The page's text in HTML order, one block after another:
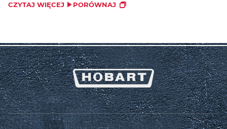
CZYTAJ WIĘCEJ PORÓWNAJ